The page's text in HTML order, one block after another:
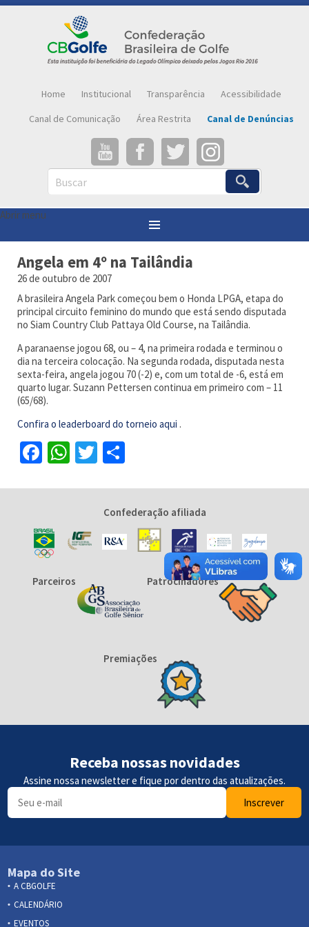
Home Institucional Transparência
Acessibilidade
Canal de Comunicação
Área Restrita Canal de Denúncias
Buscar
Abrir menu
Você está aqui: Notícias
Angela em 4º na Tailândia
26 de outubro de 2007
A brasileira Angela Park começou bem o Honda LPGA, etapa do
principal circuito feminino do mundo que está sendo disputada
no Siam Country Club Pattaya Old Course, na Tailândia.
A paranaense jogou 68, ou – 4, na primeira rodada e terminou o
dia na terceira colocação. Na segunda rodada, disputada nesta
sexta-feira, angela jogou 70 (-2) e, com um total de -6, está em
quarto lugar. Suzann Pettersen continua em primeiro com – 11
(65/68).
Confira o leaderboard do torneio aqui .
Facebook
WhatsApp
Twitter
Confederação afiliada
Parceiros Patrocinadores
Premiações
Receba nossas novidades
Assine nossa newsletter e fique por dentro das atualizações.
Inscrever
Mapa do Site
A CBGOLFE
CALENDÁRIO
EVENTOS